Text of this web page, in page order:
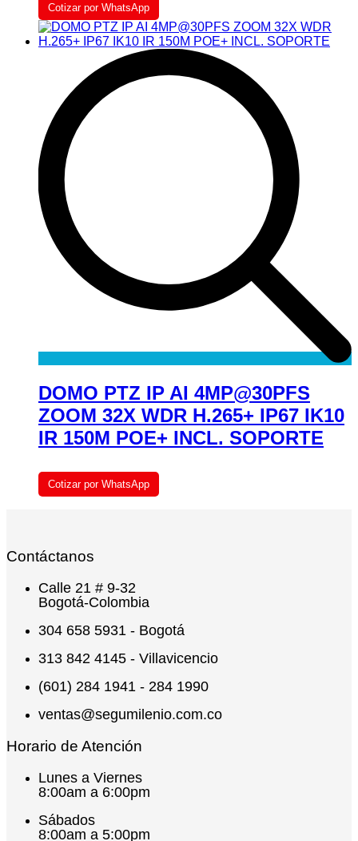
Cotizar por WhatsApp
DOMO PTZ IP AI 4MP@30PFS
ZOOM 32X WDR H.265+ IP67 IK10
IR 150M POE+ INCL. SOPORTE
Cotizar por WhatsApp
Contáctanos
Calle 21 # 9-32
Bogotá-Colombia
304 658 5931 - Bogotá
313 842 4145 - Villavicencio
(601) 284 1941 - 284 1990
ventas@segumilenio.com.co
Horario de Atención
Lunes a Viernes
8:00am a 6:00pm
Sábados
8:00am a 5:00pm